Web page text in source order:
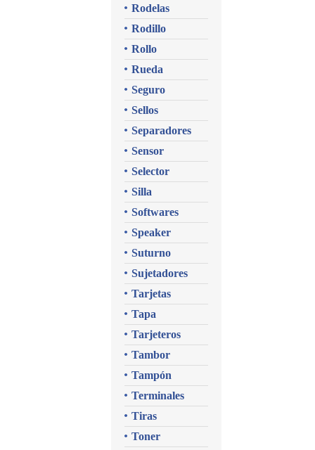
Rodelas
Rodillo
Rollo
Rueda
Seguro
Sellos
Separadores
Sensor
Selector
Silla
Softwares
Speaker
Suturno
Sujetadores
Tarjetas
Tapa
Tarjeteros
Tambor
Tampón
Terminales
Tiras
Toner